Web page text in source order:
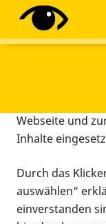
Diese
Tracking-Tools
Webseite und
Inhalte
Durch das
auswählen“
einverstanden